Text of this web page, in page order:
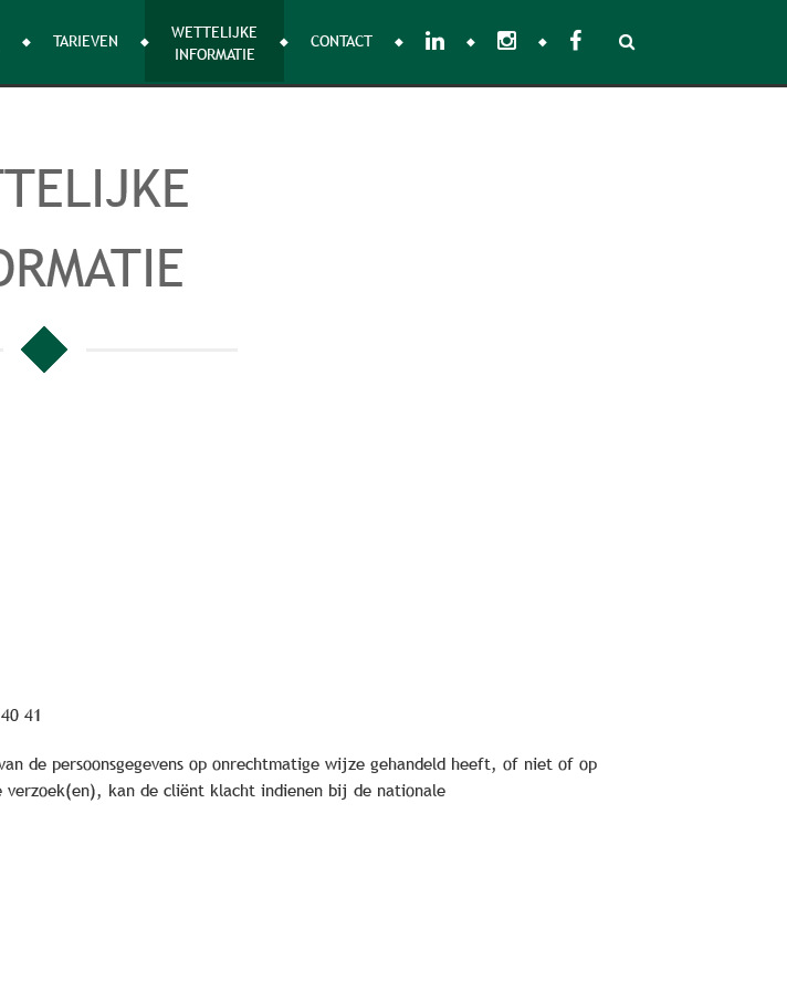
TARIEVEN
WETTELIJKE
INFORMATIE
CONTACT
41
de persoonsgegevens op onrechtmatige wijze gehandeld heeft, of niet of op
kan de cliënt klacht indienen bij de nationale